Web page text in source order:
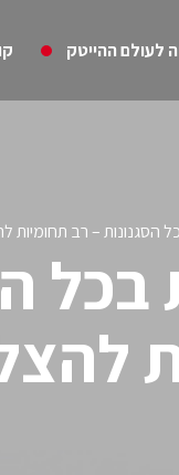
לעולם ההייטק
הסגנונות – רב תחומיות
בכל